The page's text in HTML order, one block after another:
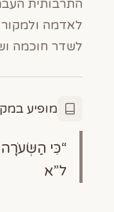
התרבותית
לאדמה
לשדר חוכמה
מופיע
“כִּי
ל”א